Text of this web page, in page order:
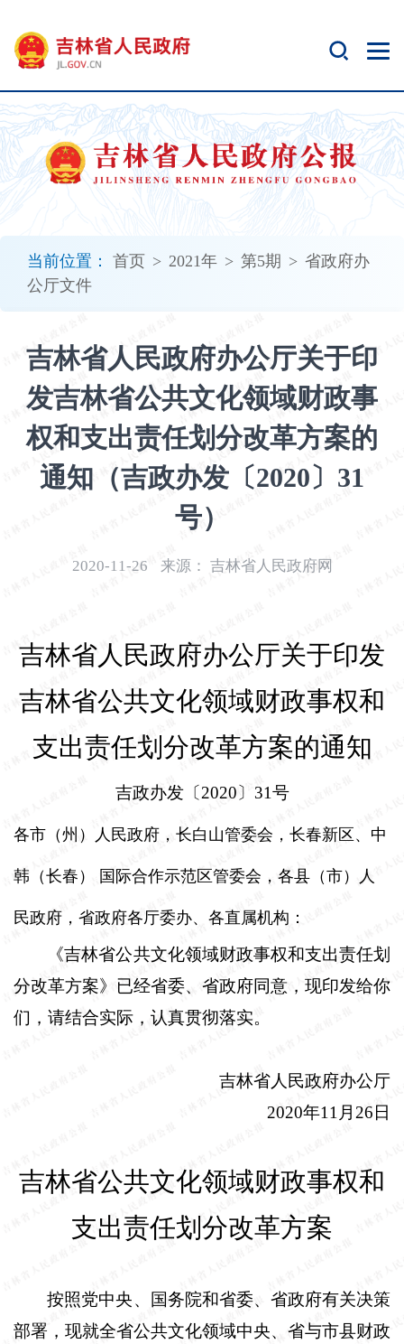
当前位置： 首页 > 2021年 > 第5期 > 省政府办
公厅文件
吉林省人民政府办公厅关于印
发吉林省公共文化领域财政事
权和支出责任划分改革方案的
通知（吉政办发〔2020〕31
号）
2020-11-26 来源： 吉林省人民政府网
吉林省人民政府办公厅关于印发
吉林省公共文化领域财政事权和
支出责任划分改革方案的通知
吉政办发〔2020〕 31号
各市（州）人民政府，长白山管委会，长春新区、中
韩（长春） 国际合作示范区管委会，各县（市）人
民政府，省政府各厅委办、各直属机构：
《吉林省公共文化领域财政事权和支出责任划
分改革方案》已经省委、省政府同意，现印发给你
们，请结合实际，认真贯彻落实。
吉林省人民政府办公厅
2020年11 月 26日
吉林省公共文化领域财政事权和
支出责任划分改革方案
按照党中央、国务院和省委、省政府有关决策
部署，现就全省公共文化领域中央、省与市县财政
开
无
障
碍
说
明
加